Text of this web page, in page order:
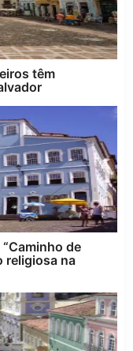
têm
de
religiosa na